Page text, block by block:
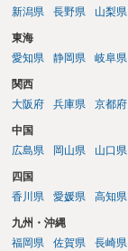
新潟県
長野県 山梨県
東海
愛知県
静岡県 岐阜県
関西
大阪府
兵庫県 京都府
中国
広島県
岡山県 山口県
四国
香川県
愛媛県 高知県
九州・沖縄
福岡県
佐賀県 長崎県